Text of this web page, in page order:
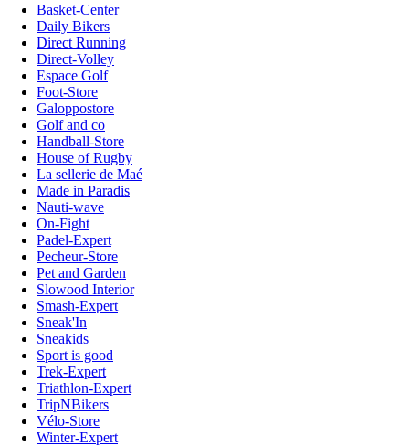
Basket-Center
Daily Bikers
Direct Running
Direct-Volley
Espace Golf
Foot-Store
Galoppostore
Golf and co
Handball-Store
House of Rugby
La sellerie de Maé
Made in Paradis
Nauti-wave
On-Fight
Padel-Expert
Pecheur-Store
Pet and Garden
Slowood Interior
Smash-Expert
Sneak'In
Sneakids
Sport is good
Trek-Expert
Triathlon-Expert
TripNBikers
Vélo-Store
Winter-Expert